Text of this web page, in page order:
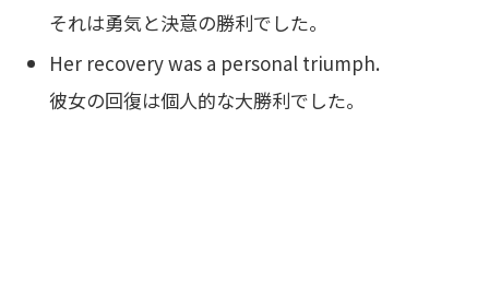
それは勇気と決意の勝利でした。
Her recovery was a personal triumph.
彼女の回復は個人的な大勝利でした。